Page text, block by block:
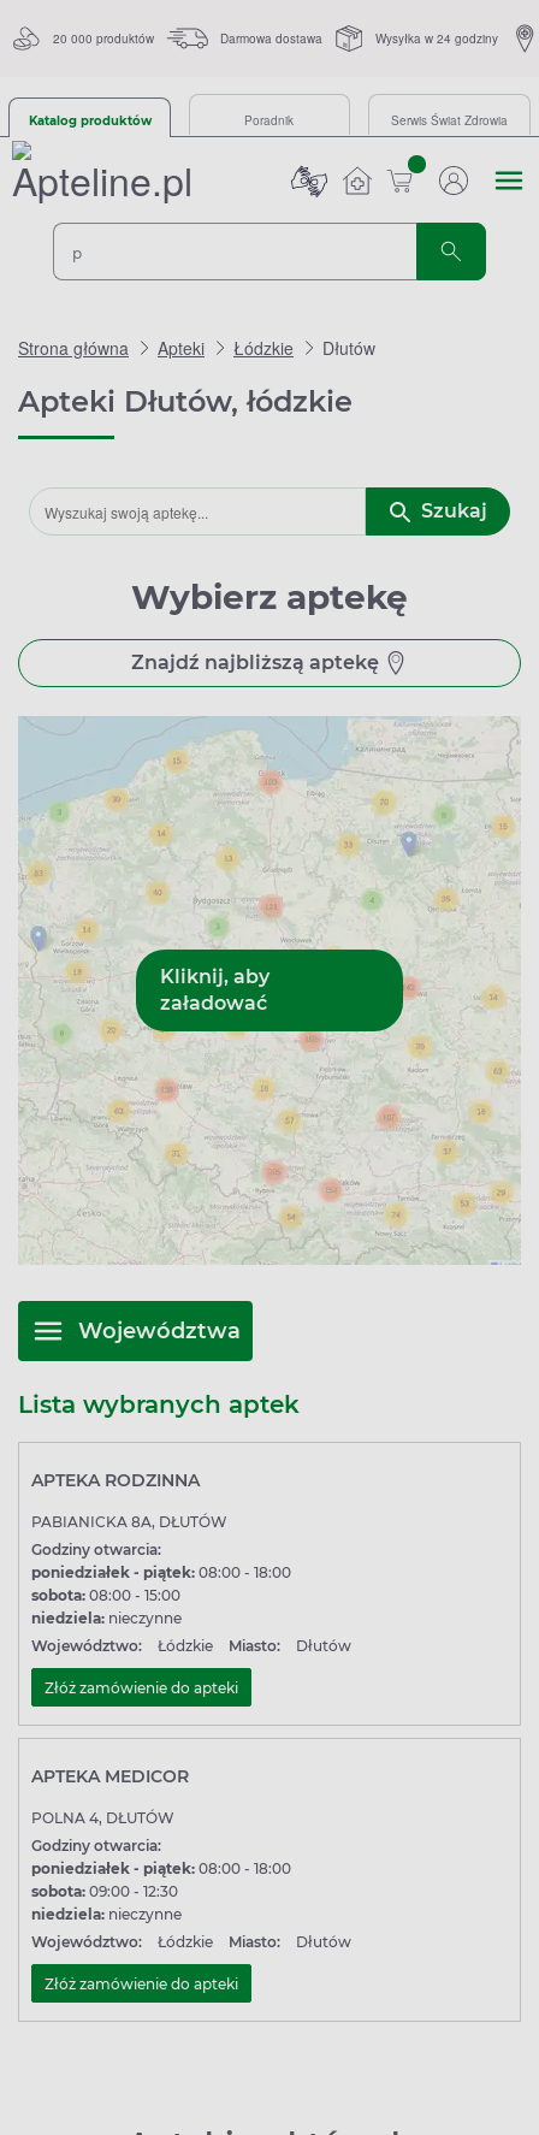
20 000 produktów Darmowa dostawa Wysyłka w 24 godziny
Katalog produktów Poradnik Serwis Świat Zdrowia
sztuk
Strona główna Apteki Łódzkie Dłutów
Apteki Dłutów, łódzkie
Szukaj
Wybierz aptekę
Znajdź najbliższą aptekę
Województwa
Lista wybranych aptek
APTEKA RODZINNA
PABIANICKA 8A, DŁUTÓW
Godziny otwarcia:
poniedziałek - piątek: 08:00 - 18:00
sobota: 08:00 - 15:00
niedziela: nieczynne
Województwo:
Łódzkie Miasto: Dłutów
Złóż zamówienie do apteki
APTEKA MEDICOR
POLNA 4, DŁUTÓW
Godziny otwarcia:
poniedziałek - piątek: 08:00 - 18:00
sobota: 09:00 - 12:30
niedziela: nieczynne
Województwo:
Łódzkie Miasto: Dłutów
Złóż zamówienie do apteki